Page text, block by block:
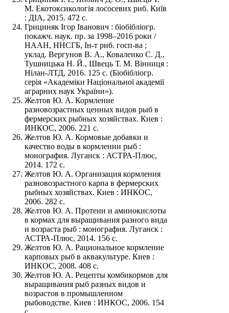
М. Екотоксикологія лососевих риб. Київ
: ДІА, 2015. 472 с.
Грициняк Ігор Іванович : біобібліогр.
покажч. наук. пр. за 1998–2016 роки /
НААН, ННСГБ, Ін-т риб. госп-ва ;
уклад. Вергунов В. А., Коваленко С. Д.,
Тушницька Н. Й., Швець Т. М. Вінниця :
Нілан-ЛТД, 2016. 125 с. (Біобібліогр.
серія «Академіки Національної академії
аграрних наук України»).
Желтов Ю. А. Кормление
разновозрастных ценных видов рыб в
фермерских рыбных хозяйствах. Киев :
ИНКОС, 2006. 221 с.
Желтов Ю. А. Кормовые добавки и
качество воды в кормлении рыб :
монография. Луганск : АСТРА-Плюс,
2014. 172 с.
Желтов Ю. А. Организация кормления
разновозрастного карпа в фермерских
рыбных хозяйствах. Киев : ИНКОС,
2006. 282 с.
Желтов Ю. А. Протеин и аминокислоты
в кормах для выращивания разного вида
и возраста рыб : монография. Луганск :
АСТРА-Плюс, 2014. 156 с.
Желтов Ю. А. Рациональное кормление
карповых рыб в аквакультуре. Киев :
ИНКОС, 2008. 408 с.
Желтов Ю. А. Рецепты комбикормов для
выращивания рыб разных видов и
возрастов в промышленном
рыбоводстве. Киев : ИНКОС, 2006. 154